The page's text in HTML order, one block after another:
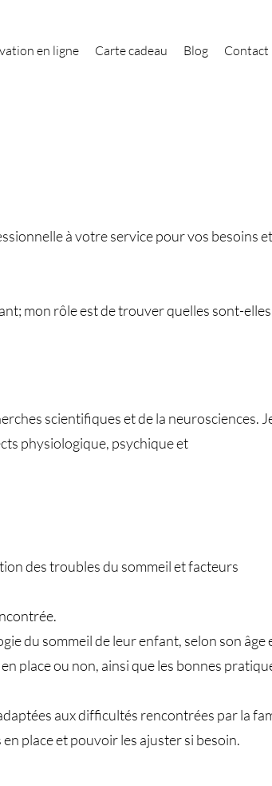
en ligne Carte cadeau Blog Contact
à votre service pour vos besoins et
mon rôle est de trouver quelles sont-
scientifiques et de la neurosciences.
physiologique, psychique et
des troubles du sommeil et facteurs
du sommeil de leur enfant, selon son âge
place ou non, ainsi que les bonnes
aux difficultés rencontrées par la
place et pouvoir les ajuster si besoin.